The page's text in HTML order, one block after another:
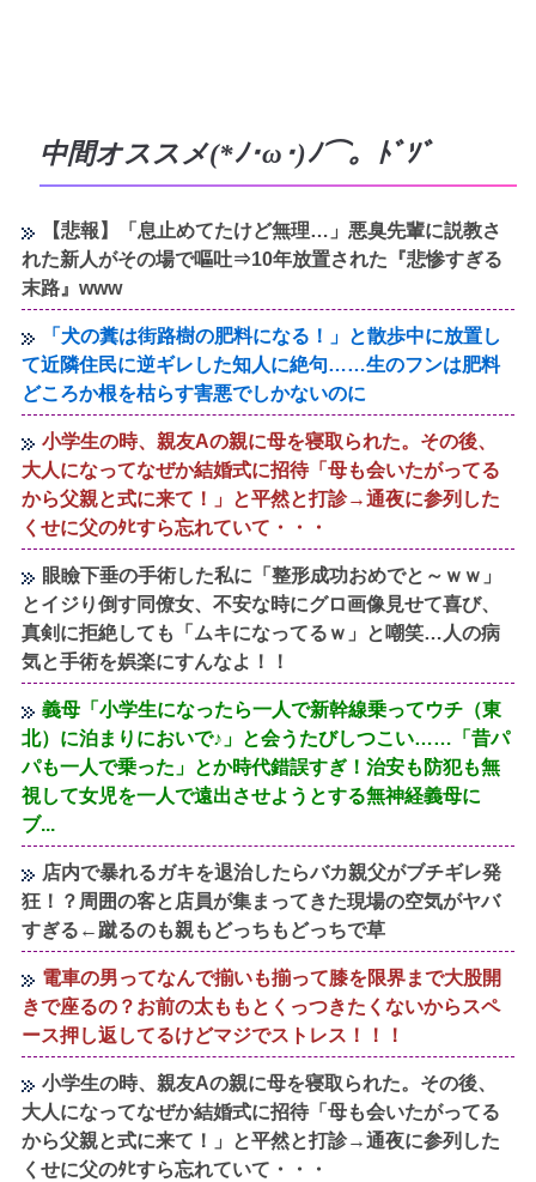
中間オススメ(*ﾉ･ω･)ﾉ⌒。ﾄﾞｿﾞ
【悲報】「息止めてたけど無理…」悪臭先輩に説教さ
れた新人がその場で嘔吐⇒10年放置された『悲惨すぎる
末路』www
「犬の糞は街路樹の肥料になる！」と散歩中に放置し
て近隣住民に逆ギレした知人に絶句……生のフンは肥料
どころか根を枯らす害悪でしかないのに
小学生の時、親友Aの親に母を寝取られた。その後、
大人になってなぜか結婚式に招待「母も会いたがってる
から父親と式に来て！」と平然と打診→通夜に参列した
くせに父のﾀﾋすら忘れていて・・・
眼瞼下垂の手術した私に「整形成功おめでと～ｗｗ」
とイジり倒す同僚女、不安な時にグロ画像見せて喜び、
真剣に拒絶しても「ムキになってるｗ」と嘲笑…人の病
気と手術を娯楽にすんなよ！！
義母「小学生になったら一人で新幹線乗ってウチ（東
北）に泊まりにおいで♪」と会うたびしつこい……「昔パ
パも一人で乗った」とか時代錯誤すぎ！治安も防犯も無
視して女児を一人で遠出させようとする無神経義母に
ブ...
店内で暴れるガキを退治したらバカ親父がブチギレ発
狂！？周囲の客と店員が集まってきた現場の空気がヤバ
すぎる←蹴るのも親もどっちもどっちで草
電車の男ってなんで揃いも揃って膝を限界まで大股開
きで座るの？お前の太ももとくっつきたくないからスペ
ース押し返してるけどマジでストレス！！！
小学生の時、親友Aの親に母を寝取られた。その後、
大人になってなぜか結婚式に招待「母も会いたがってる
から父親と式に来て！」と平然と打診→通夜に参列した
くせに父のﾀﾋすら忘れていて・・・